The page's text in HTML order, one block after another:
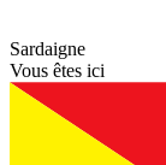
Sardaigne
Vous êtes ici